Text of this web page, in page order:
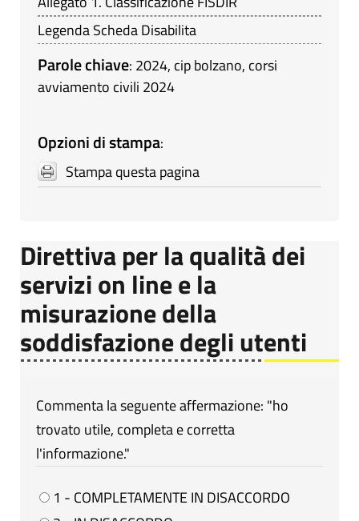
Legenda Scheda Disabilita
Parole chiave: 2024, cip bolzano, corsi
avviamento civili 2024
Opzioni di stampa:
Stampa questa pagina
Direttiva per la qualità dei
servizi on line e la
misurazione della
soddisfazione degli utenti
Commenta la seguente affermazione: "ho
trovato utile, completa e corretta
l'informazione."
1 - COMPLETAMENTE IN DISACCORDO